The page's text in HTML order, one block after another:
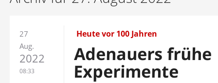
27
Aug.
2022
08:33
Heute vor 100 Jahren
Adenauers frühe
Experimente